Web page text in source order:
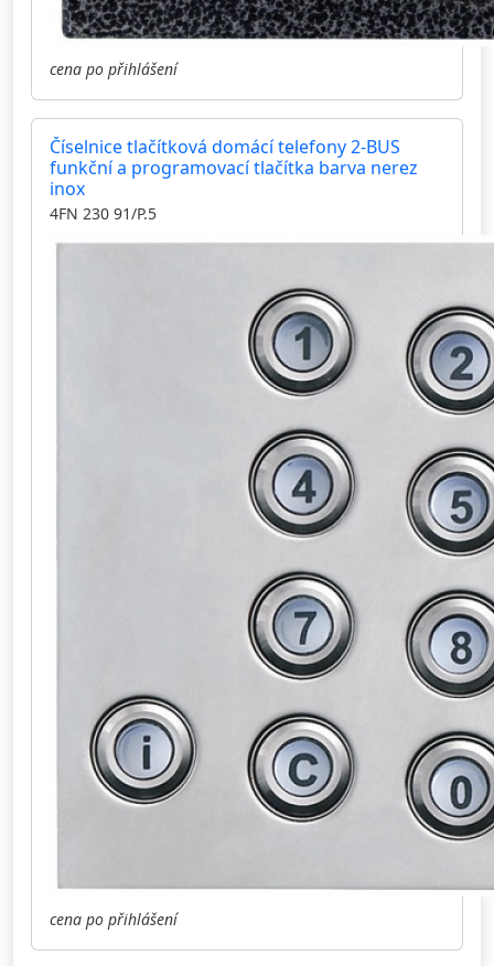
cena po přihlášení
Číselnice tlačítková domácí telefony 2-BUS
funkční a programovací tlačítka barva nerez
inox
4FN 230 91/P.5
cena po přihlášení